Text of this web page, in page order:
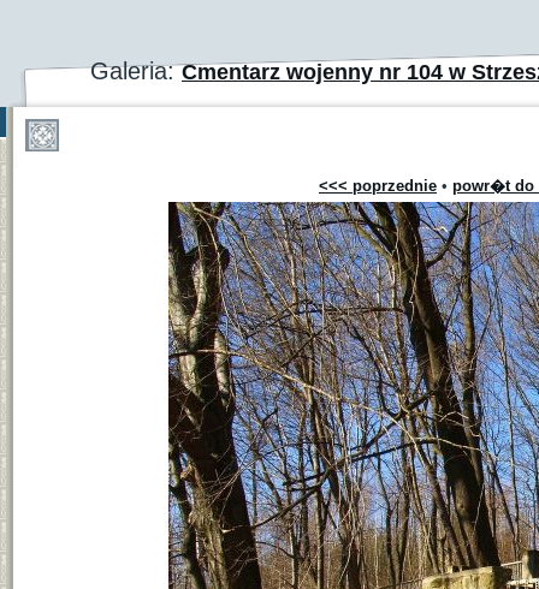
Galeria:Cmentarz wojenny nr 104 w
<<< poprzednie • powr�t do